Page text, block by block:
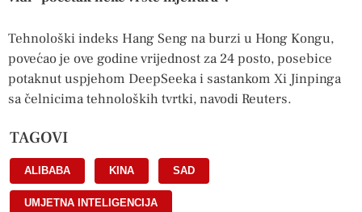
Tehnološki indeks Hang Seng na burzi u Hong Kongu,
povećao je ove godine vrijednost za 24 posto, posebice
potaknut uspjehom DeepSeeka i sastankom Xi Jinpinga
sa čelnicima tehnoloških tvrtki, navodi Reuters.
TAGOVI
ALIBABA KINA SAD
UMJETNA INTELIGENCIJA